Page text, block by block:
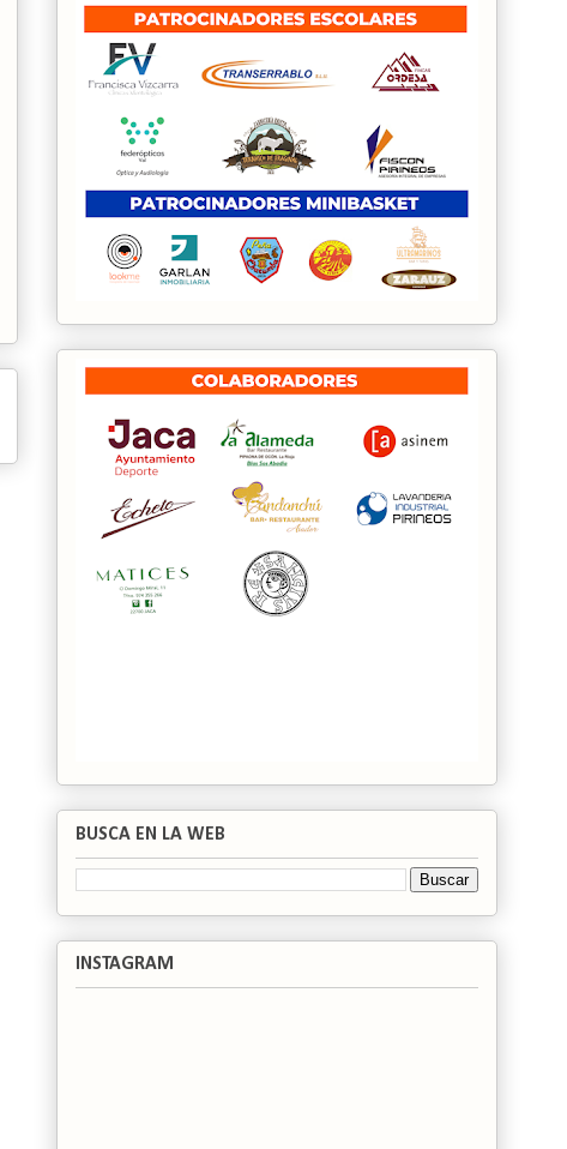
BUSCA EN LA WEB
INSTAGRAM